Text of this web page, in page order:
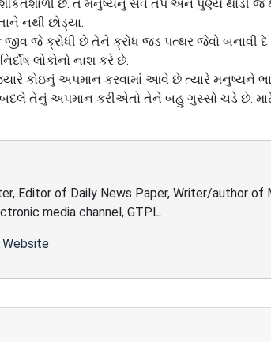
છે. તે મનુષ્યનું સર્વ તપ અને પુણ્ય થોડી જ
નથી છોડ્યા.
જે ક્રોધી છે તેને ક્રોધ જડ પત્થર જેવો બનાવી દે
લોકોનો નાશ કરે છે.
કોઇનું અપમાન કરવામાં આવે છે ત્યારે મનુષ્યને
બદલે તેનું અપમાન કરીએતો તેને બહુ ગુસ્સો ચડે છે.
Editor of Daily News Paper, Writer/author of
media channel, GTPL.
Website